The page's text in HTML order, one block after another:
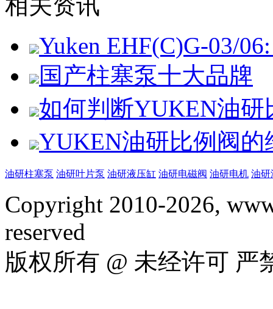
相关资讯
Yuken EHF(C)G-03/
国产柱塞泵十大品牌
如何判断YUKEN油
YUKEN油研比例阀的
油研柱塞泵 油研叶片泵 油研液压缸 油研电磁阀 油研电机 油研
Copyright 2010-2026,
reserved
版权所有 @ 未经许可 严